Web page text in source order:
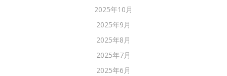
2025年10月
2025年9月
2025年8月
2025年7月
2025年6月